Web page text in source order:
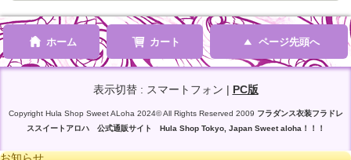
ホーム カート ページ先頭へ
表示切替 : スマートフォン | PC版
Copyright Hula Shop Sweet ALoha 2024© All Rights Reserved 2009 フラダンス衣装フラドレ
ススイートアロハ 公式通販サイト Hula Shop Tokyo, Japan Sweet aloha！！！